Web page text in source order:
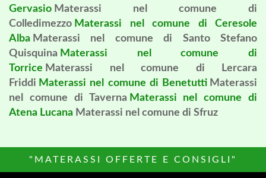
Gervasio Materassi nel comune di
Colledimezzo Materassi nel comune di Ceresole
Alba Materassi nel comune di Santo Stefano
Quisquina Materassi nel comune di
Torrice Materassi nel comune di Lercara
Friddi Materassi nel comune di Benetutti Materassi
nel comune di Taverna Materassi nel comune di
Atena Lucana Materassi nel comune di Sfruz
"MATERASSI OFFERTE E CONSIGLI"